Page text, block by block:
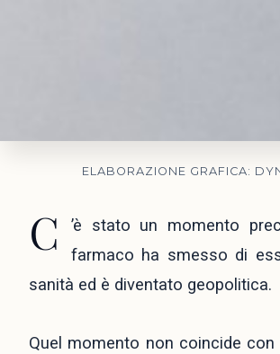
ELABORAZIONE GRAFICA:
C
’è stato un momento
farmaco ha smesso di
sanità ed è diventato geopolitica.
Quel momento non coincide con